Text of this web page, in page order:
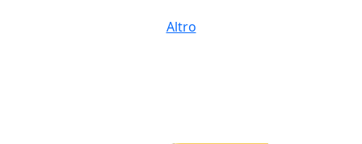
progresso e dedicandogli tempo per superare
difficoltà linguistiche e/o di apprendimento. Mi
Altro